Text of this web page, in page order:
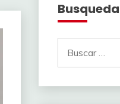
Busqueda